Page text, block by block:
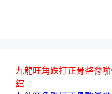
九龍旺角跌打正骨整脊
舘